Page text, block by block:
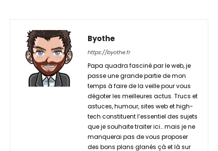
Byothe
https://byothe.fr
Papa quadra fasciné par le web, je
passe une grande partie de mon
temps à faire de la veille pour vous
dégoter les meilleures actus. Trucs et
astuces, humour, sites web et high-
tech constituent l’essentiel des sujets
que je souhaite traiter ici… mais je ne
manquerai pas de vous proposer
des bons plans glanés çà et là sur